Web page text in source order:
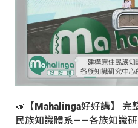
📣【Mahalinga好好講】 完
民族知識體系——各族知識